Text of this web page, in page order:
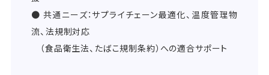
● 共通ニーズ：サプライチェーン最適化、温度管理物
流、法規制対応
（食品衛生法、たばこ規制条約）への適合サポート